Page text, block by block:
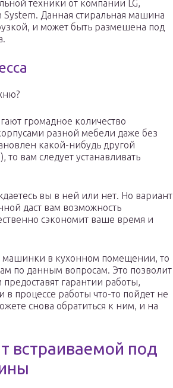
техники от компании LG,
System. Данная стиральная машина
и может быть размешена под
громадное количество
разной мебели даже без
какой-нибудь другой
вам следует устанавливать
вы в ней или нет. Но вариант
даст вам возможность
сэкономит ваше время и
машинки в кухонном помещении, то
по данным вопросам. Это позволит
гарантии работы,
процессе работы что-то пойдет не
снова обратиться к ним, и на
встраиваемой под